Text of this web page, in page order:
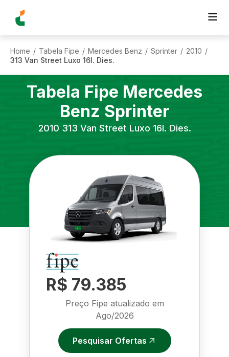
Home / Tabela Fipe / Mercedes Benz / Sprinter / 2010 /
313 Van Street Luxo 16l. Dies.
Tabela Fipe Mercedes
Benz Sprinter
2010 313 Van Street Luxo 16l. Dies.
R$ 79.385
Preço Fipe atualizado em
Ago/2026
Pesquisar Ofertas